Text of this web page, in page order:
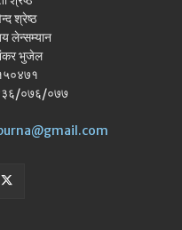
श्रेष्ठ
लेन्सम्यान
भुजेल
०७६/०७७